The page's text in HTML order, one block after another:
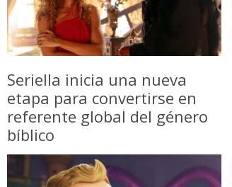
Seriella inicia una nueva
etapa para convertirse en
referente global del género
bíblico